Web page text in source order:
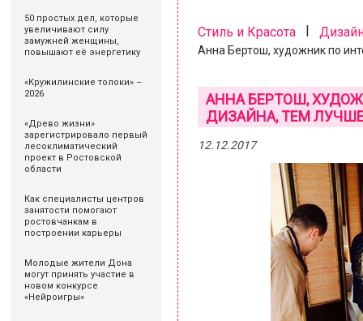
50 простых дел, которые
увеличивают силу
замужней женщины,
повышают её энергетику
«Кружилинские толоки» –
2026
«Древо жизни»
зарегистрировало первый
лесоклиматический
проект в Ростовской
области
Как специалисты центров
занятости помогают
ростовчанкам в
построении карьеры
Молодые жители Дона
могут принять участие в
новом конкурсе
«Нейроигры»
Стиль и Красота|
Анна Бертош, художник по
АННА БЕРТОШ,
ДИЗАЙНА, ТЕМ
12.12.2017